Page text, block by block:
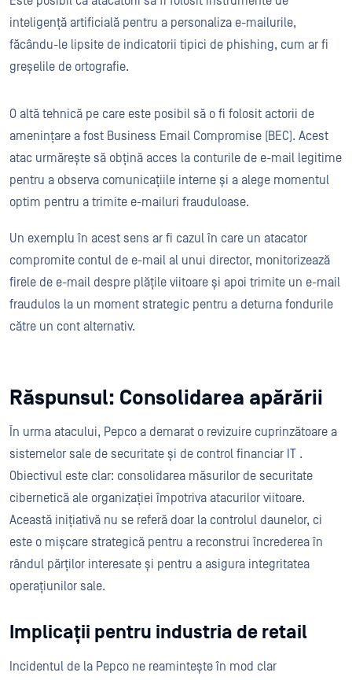
inteligență artificială pentru a personaliza e-mailurile,
făcându-le lipsite de indicatorii tipici de phishing, cum ar fi
greșelile de ortografie.
O altă tehnică pe care este posibil să o fi folosit actorii de
amenințare a fost Business Email Compromise (BEC). Acest
atac urmărește să obțină acces la conturile de e-mail legitime
pentru a observa comunicațiile interne și a alege momentul
optim pentru a trimite e-mailuri frauduloase.
Un exemplu în acest sens ar fi cazul în care un atacator
compromite contul de e-mail al unui director, monitorizează
firele de e-mail despre plățile viitoare și apoi trimite un e-mail
fraudulos la un moment strategic pentru a deturna fondurile
către un cont alternativ.
Răspunsul: Consolidarea apărării
În urma atacului, Pepco a demarat o revizuire cuprinzătoare a
sistemelor sale de securitate și de control financiar IT .
Obiectivul este clar: consolidarea măsurilor de securitate
cibernetică ale organizației împotriva atacurilor viitoare.
Această inițiativă nu se referă doar la controlul daunelor, ci
este o mișcare strategică pentru a reconstrui încrederea în
rândul părților interesate și pentru a asigura integritatea
operațiunilor sale.
Implicații pentru industria de retail
Incidentul de la Pepco ne reamintește în mod clar